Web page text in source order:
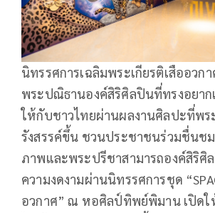
นิทรรศการเฉลิมพระเกียรติเสืออวก
พระปณิธานองค์สิริศิลปินที่ทรงอยา
ให้กับชาวไทยผ่านผลงานศิลปะที่พร
รังสรรค์ขึ้น ชวนประชาชนร่วมชื่นช
ภาพและพระปรีชาสามารถองค์สิริศิ
ความงดงามผ่านนิทรรศการชุด
อวกาศ” ณ หอศิลป์ทิพย์พิมาน เปิดใ